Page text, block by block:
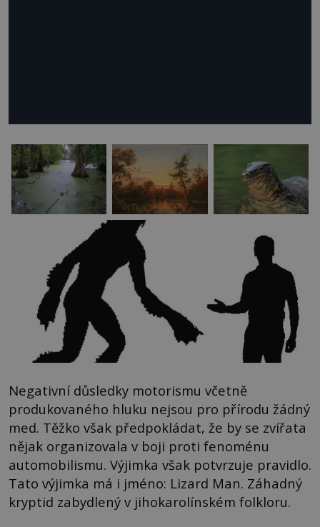
Negativní důsledky motorismu včetně
produkovaného hluku nejsou pro přírodu žádný
med. Těžko však předpokládat, že by se zvířata
nějak organizovala v boji proti fenoménu
automobilismu. Výjimka však potvrzuje pravidlo.
Tato výjimka má i jméno: Lizard Man. Záhadný
kryptid zabydlený v jihokarolínském folkloru.